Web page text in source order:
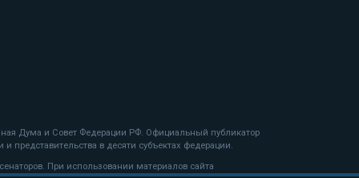
Дума и Совет Федерации РФ. Официальный публикатор
представительства в десяти субъектах федерации.
При использовании материалов сайта